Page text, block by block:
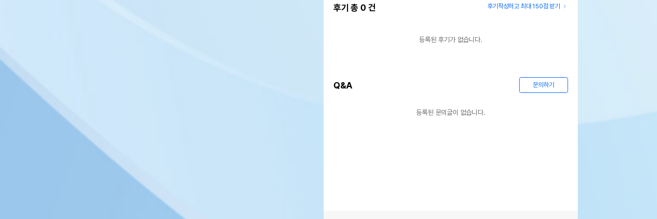
후기 총 0 건 후기작성하고 최대 150점 받기
등록된 후기가 없습니다.
Q&A 문의하기
등록된 문의글이 없습니다.